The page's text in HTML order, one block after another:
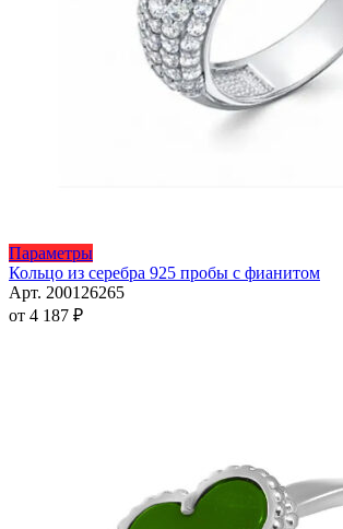
ПараметрыЭтот
товар
имеет
Кольцо из серебра 925 пробы с фианитом
Арт. 200126265
от 4 187 ₽